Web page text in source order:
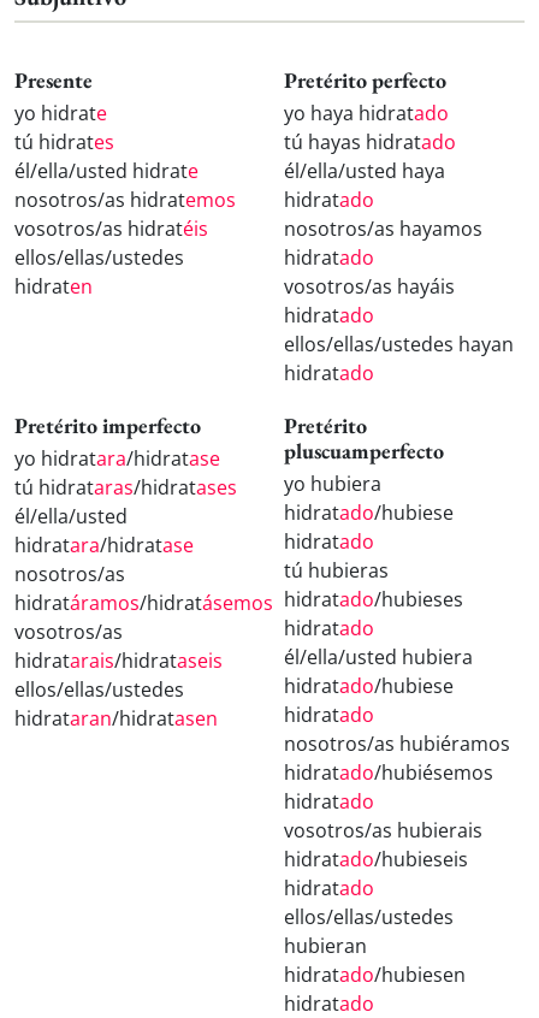
Presente
yo hidrate
tú hidrates
él/ella/usted hidrate
nosotros/as hidratemos
vosotros/as hidratéis
ellos/ellas/ustedes
hidraten
Pretérito perfecto
yo haya hidratado
tú hayas hidratado
él/ella/usted haya
hidratado
nosotros/as hayamos
hidratado
vosotros/as hayáis
hidratado
ellos/ellas/ustedes hayan
hidratado
Pretérito imperfecto
yo hidratara/hidratase
tú hidrataras/hidratases
él/ella/usted
hidratara/hidratase
nosotros/as
hidratáramos/hidratásemos
vosotros/as
hidratarais/hidrataseis
ellos/ellas/ustedes
hidrataran/hidratasen
Pretérito
pluscuamperfecto
yo hubiera
hidratado/hubiese
hidratado
tú hubieras
hidratado/hubieses
hidratado
él/ella/usted hubiera
hidratado/hubiese
hidratado
nosotros/as hubiéramos
hidratado/hubiésemos
hidratado
vosotros/as hubierais
hidratado/hubieseis
hidratado
ellos/ellas/ustedes
hubieran
hidratado/hubiesen
hidratado